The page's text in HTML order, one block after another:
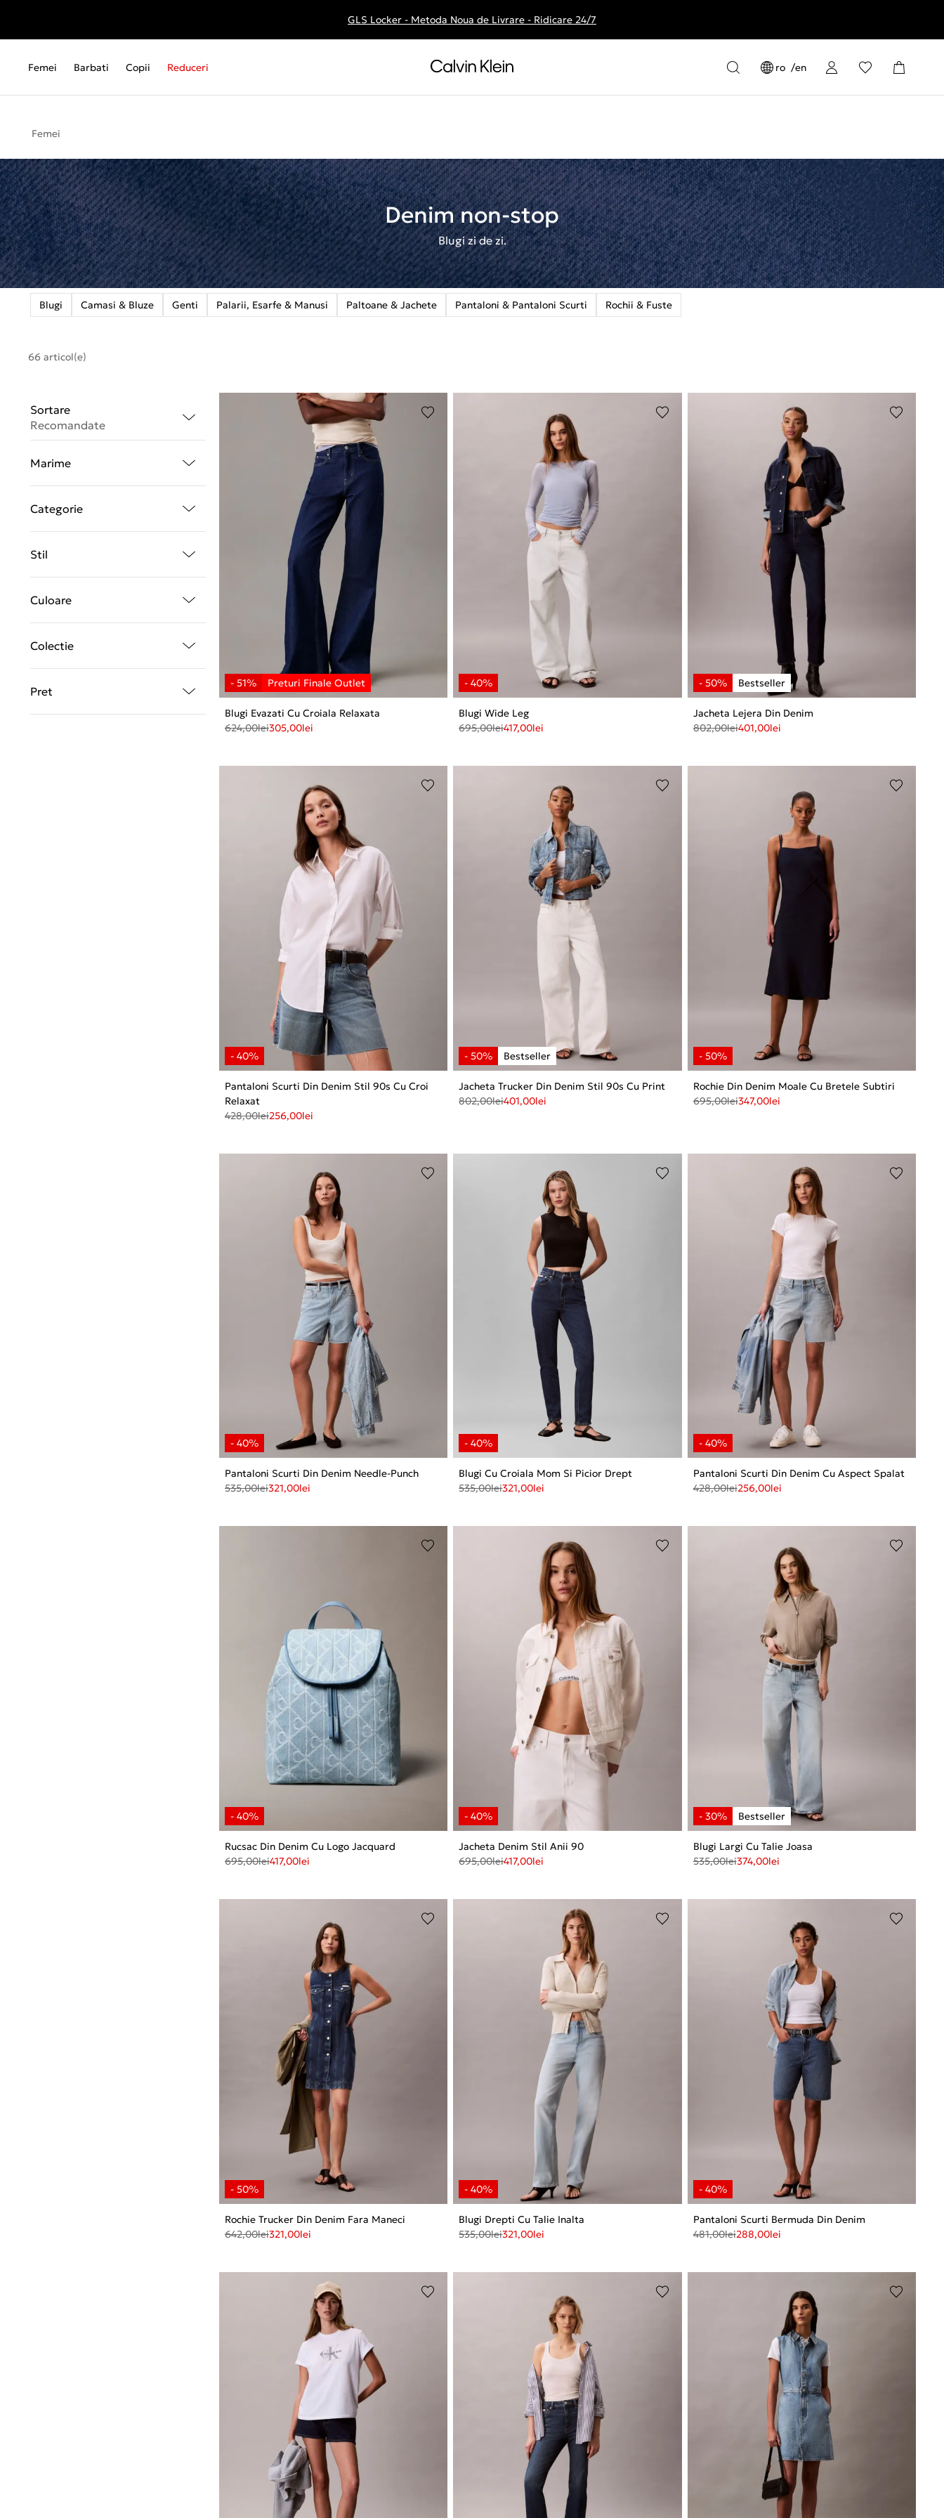
Livrare gratuita la comenzile de peste 250 RON
GLS Locker - Metoda Noua de Livrare - Ridicare 24/7
Femei Barbati Copii Reduceri ro en
Femei
Denim non-stop
Blugi zi de zi.
Blugi Camasi & Bluze Genti Palarii, Esarfe & Manusi Paltoane & Jachete Pantaloni & Pantaloni Scurti Rochii & Fuste
66 articol(e)
Sortare
Recomandate
Marime
Categorie
Stil
Culoare
Colectie
Pret
Blugi Evazati Cu Croiala Relaxata
624,00lei305,00lei
Blugi Wide Leg
695,00lei417,00lei
Jacheta Lejera Din Denim
802,00lei401,00lei
Pantaloni Scurti Din Denim Stil 90s Cu Croi
Relaxat
428,00lei256,00lei
Jacheta Trucker Din Denim Stil 90s Cu Print
802,00lei401,00lei
Rochie Din Denim Moale Cu Bretele Subtiri
695,00lei347,00lei
Pantaloni Scurti Din Denim Needle-Punch
535,00lei321,00lei
Blugi Cu Croiala Mom Si Picior Drept
535,00lei321,00lei
Pantaloni Scurti Din Denim Cu Aspect Spalat
428,00lei256,00lei
Rucsac Din Denim Cu Logo Jacquard
695,00lei417,00lei
Jacheta Denim Stil Anii 90
695,00lei417,00lei
Blugi Largi Cu Talie Joasa
535,00lei374,00lei
Rochie Trucker Din Denim Fara Maneci
642,00lei321,00lei
Blugi Drepti Cu Talie Inalta
535,00lei321,00lei
Pantaloni Scurti Bermuda Din Denim
481,00lei288,00lei